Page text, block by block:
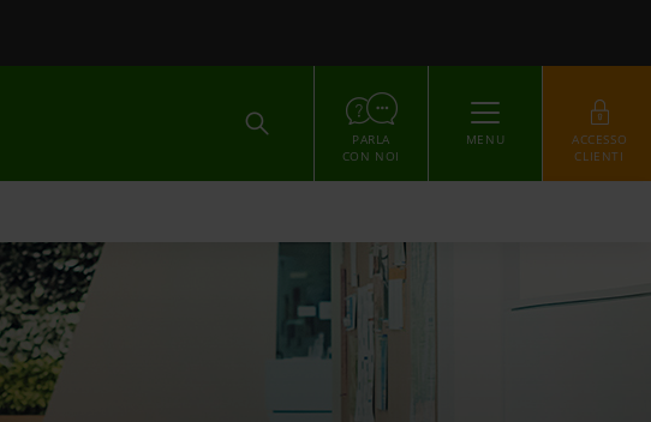
ACCEDI
PARLA
CON NOI
MENU
ACCESSO
CLIENTI